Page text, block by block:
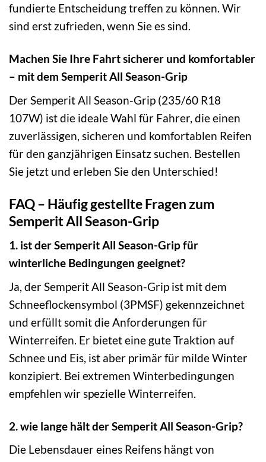
fundierte Entscheidung treffen zu können. Wir
sind erst zufrieden, wenn Sie es sind.
Machen Sie Ihre Fahrt sicherer und komfortabler
– mit dem Semperit All Season-Grip
Der Semperit All Season-Grip (235/60 R18
107W) ist die ideale Wahl für Fahrer, die einen
zuverlässigen, sicheren und komfortablen Reifen
für den ganzjährigen Einsatz suchen. Bestellen
Sie jetzt und erleben Sie den Unterschied!
FAQ – Häufig gestellte Fragen zum
Semperit All Season-Grip
1. ist der Semperit All Season-Grip für
winterliche Bedingungen geeignet?
Ja, der Semperit All Season-Grip ist mit dem
Schneeflockensymbol (3PMSF) gekennzeichnet
und erfüllt somit die Anforderungen für
Winterreifen. Er bietet eine gute Traktion auf
Schnee und Eis, ist aber primär für milde Winter
konzipiert. Bei extremen Winterbedingungen
empfehlen wir spezielle Winterreifen.
2. wie lange hält der Semperit All Season-Grip?
Die Lebensdauer eines Reifens hängt von